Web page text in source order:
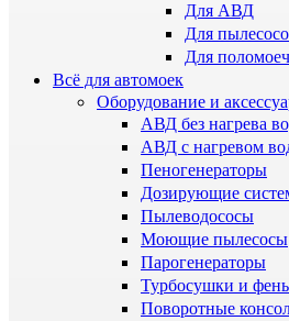
Для АВД
Для
Для
Всё для автомоек
Оборудование и
АВД без нагрева
АВД с нагревом
Пеногенераторы
Дозирующие
Пылеводососы
Моющие пылесосы
Парогенераторы
Турбосушки и
Поворотные